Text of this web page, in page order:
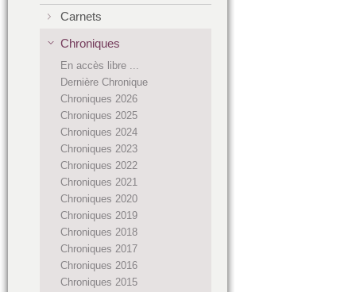
Carnets
Chroniques
En accès libre ...
Dernière Chronique
Chroniques 2026
Chroniques 2025
Chroniques 2024
Chroniques 2023
Chroniques 2022
Chroniques 2021
Chroniques 2020
Chroniques 2019
Chroniques 2018
Chroniques 2017
Chroniques 2016
Chroniques 2015